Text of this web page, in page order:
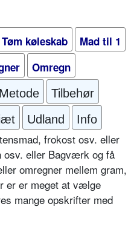
Tøm køleskab
Mad til 1
Omregn
Metode
Tilbehør
Udland Info
frokost osv. eller
osv. eller Bagværk og få
omregner mellem gram,
er er meget at vælge
mange opskrifter med